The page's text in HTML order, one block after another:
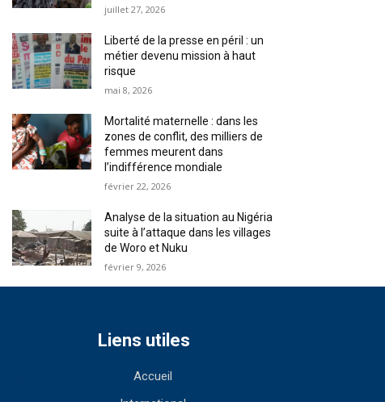
juillet 27, 2026
Liberté de la presse en péril : un
métier devenu mission à haut
risque
mai 8, 2026
Mortalité maternelle : dans les
zones de conflit, des milliers de
femmes meurent dans
l’indifférence mondiale
février 22, 2026
Analyse de la situation au Nigéria
suite à l’attaque dans les villages
de Woro et Nuku
février 9, 2026
Liens utiles
Accueil